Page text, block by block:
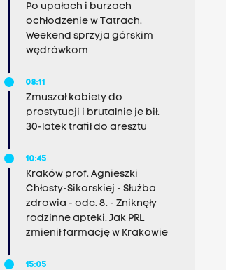
Po upałach i burzach
ochłodzenie w Tatrach.
Weekend sprzyja górskim
wędrówkom
08:11
Zmuszał kobiety do
prostytucji i brutalnie je bił.
30-latek trafił do aresztu
10:45
Kraków prof. Agnieszki
Chłosty-Sikorskiej - Służba
zdrowia - odc. 8. - Zniknęły
rodzinne apteki. Jak PRL
zmienił farmację w Krakowie
15:05